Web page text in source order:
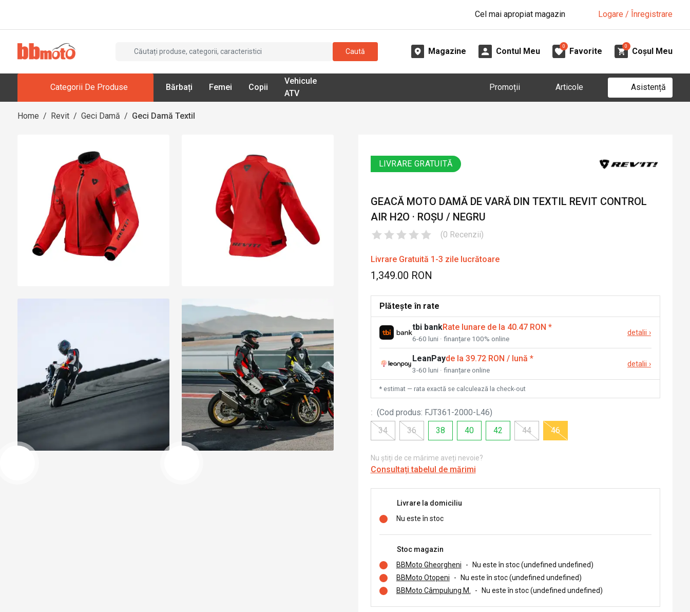
Cel mai apropiat magazin Logare / Înregistrare
Caută Magazine Contul Meu
0
Favorite
0
Coșul Meu
Categorii De Produse Bărbați Femei Copii
Vehicule
ATV
Promoții Articole Asistență
Home / Revit / Geci Damă / Geci Damă Textil
LIVRARE GRATUITĂ
GEACĂ MOTO DAMĂ DE VARĂ DIN TEXTIL REVIT CONTROL
AIR H2O · ROȘU / NEGRU
(0 Recenzii)
Livrare Gratuită 1-3 zile lucrătoare
1,349.00 RON
Plătește în rate
tbi bankRate lunare de la 40.47 RON *
6-60 luni · finanțare 100% online
detalii ›
LeanPayde la 39.72 RON / lună *
3-60 luni · finanțare online
detalii ›
* estimat — rata exactă se calculează la check-out
: (Cod produs: FJT361-2000-L46)
34
36 38 40 42 44 46
Nu știți de ce mărime aveți nevoie?
Consultați tabelul de mărimi
Livrare la domiciliu
Nu este în stoc
Stoc magazin
BBMoto Gheorgheni
-
Nu este în stoc (undefined undefined)
BBMoto Otopeni
-
Nu este în stoc (undefined undefined)
BBMoto Câmpulung M.
- Nu este în stoc (undefined undefined)